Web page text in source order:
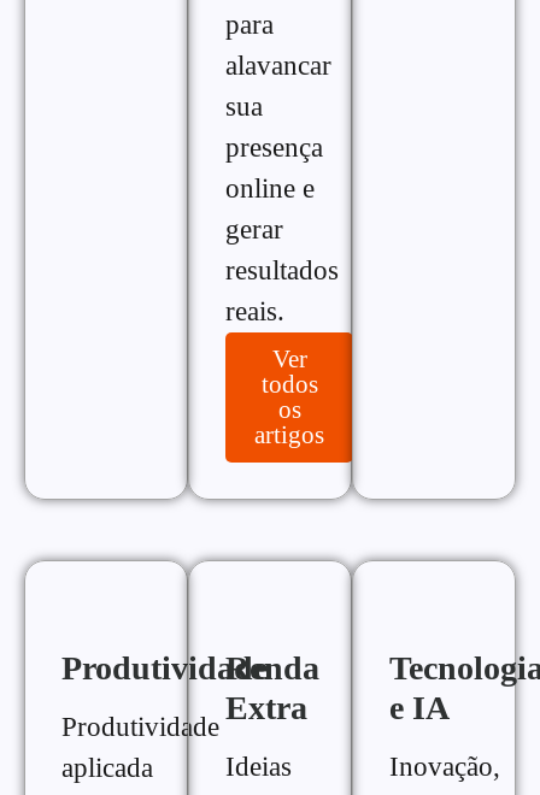
para
alavancar
sua
presença
online e
gerar
resultados
reais.
Ver
todos
os
artigos
Produtividade
Produtividade
aplicada
Renda
Extra
Ideias
e IA
Inovação,